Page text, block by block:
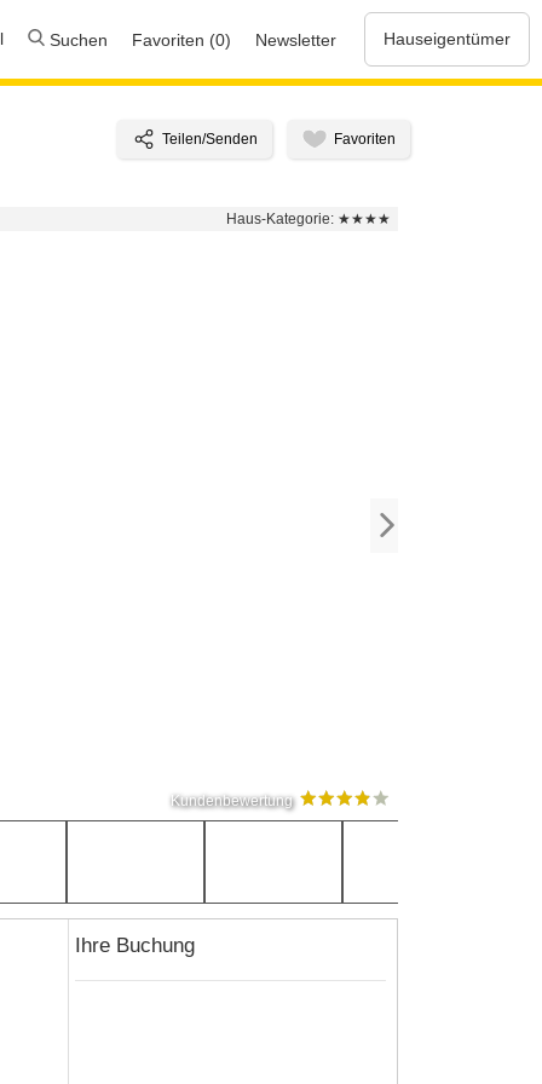
Suchen Favoriten (0) Newsletter Hauseigentümer
Haus-Kategorie: ★★★★
Kundenbewertung
Ihre Buchung